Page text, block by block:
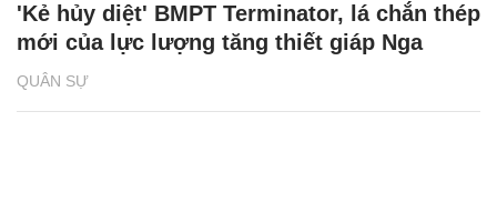
QUÂN SỰ
'Kẻ hủy diệt' BMPT Terminator, lá chắn thép
mới của lực lượng tăng thiết giáp Nga